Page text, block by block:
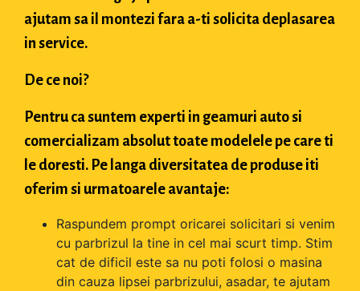
ajutam sa il montezi fara a-ti solicita deplasarea
in service.
De ce noi?
Pentru ca suntem experti in geamuri auto si
comercializam absolut toate modelele pe care ti
le doresti. Pe langa diversitatea de produse iti
oferim si urmatoarele avantaje:
Raspundem prompt oricarei solicitari si venim
cu parbrizul la tine in cel mai scurt timp. Stim
cat de dificil este sa nu poti folosi o masina
din cauza lipsei parbrizului, asadar, te ajutam